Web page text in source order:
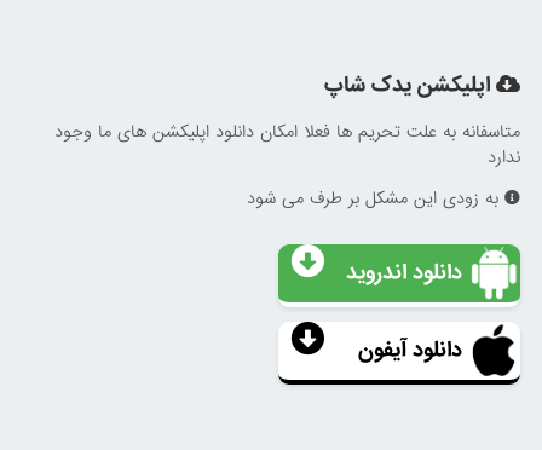
اپلیکشن یدک شاپ
متاسفانه به علت تحریم ها فعلا امکان دانلود اپلیکشن های ما وجود
ندارد
به زودی این مشکل بر طرف می شود
دانلود اندروید
دانلود آیفون